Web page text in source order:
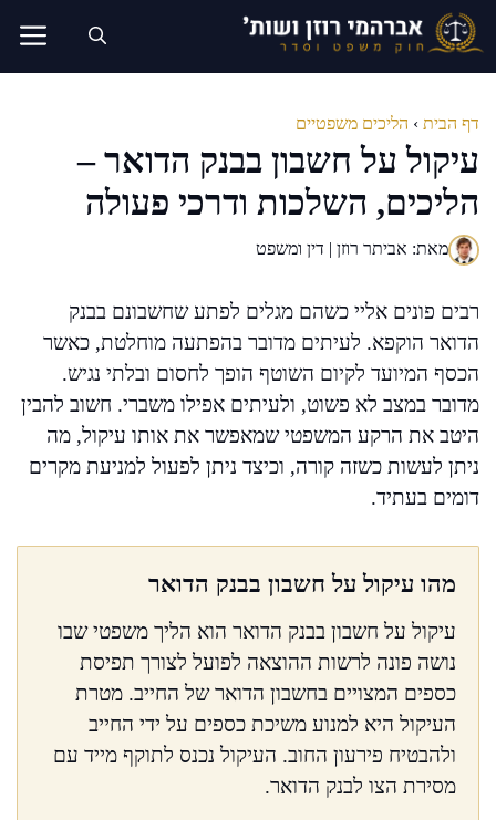
לדלג
לתוכן
דף הבית › הליכים משפטיים
עיקול על חשבון בבנק הדואר –
הליכים, השלכות ודרכי פעולה
מאת: אביתר רוזן | דין ומשפט
רבים פונים אליי כשהם מגלים לפתע שחשבונם בבנק
הדואר הוקפא. לעיתים מדובר בהפתעה מוחלטת, כאשר
הכסף המיועד לקיום השוטף הופך לחסום ובלתי נגיש.
מדובר במצב לא פשוט, ולעיתים אפילו משברי. חשוב להבין
היטב את הרקע המשפטי שמאפשר את אותו עיקול, מה
ניתן לעשות כשזה קורה, וכיצד ניתן לפעול למניעת מקרים
דומים בעתיד.
מהו עיקול על חשבון בבנק הדואר
עיקול על חשבון בבנק הדואר הוא הליך משפטי שבו
נושה פונה לרשות ההוצאה לפועל לצורך תפיסת
כספים המצויים בחשבון הדואר של החייב. מטרת
העיקול היא למנוע משיכת כספים על ידי החייב
ולהבטיח פירעון החוב. העיקול נכנס לתוקף מייד עם
מסירת הצו לבנק הדואר.